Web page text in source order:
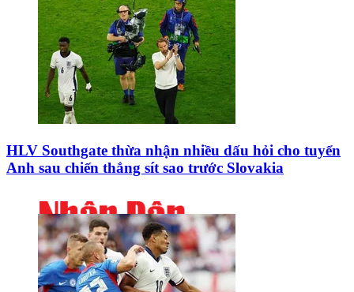
HLV Southgate thừa nhận nhiều dấu hỏi cho tuyển
Anh sau chiến thắng sít sao trước Slovakia